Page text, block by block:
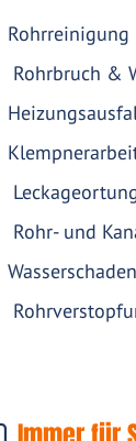
Rohrreinigung
Rohrbruch &
Rohr- und